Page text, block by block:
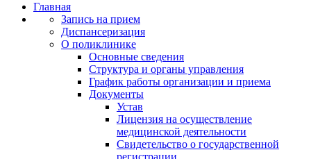
Главная
Запись на прием
Диспансеризация
О поликлинике
Основные сведения
Структура и органы управления
График работы организации и приема
Документы
Устав
Лицензия на осуществление
медицинской деятельности
Свидетельство о государственной
регистрации